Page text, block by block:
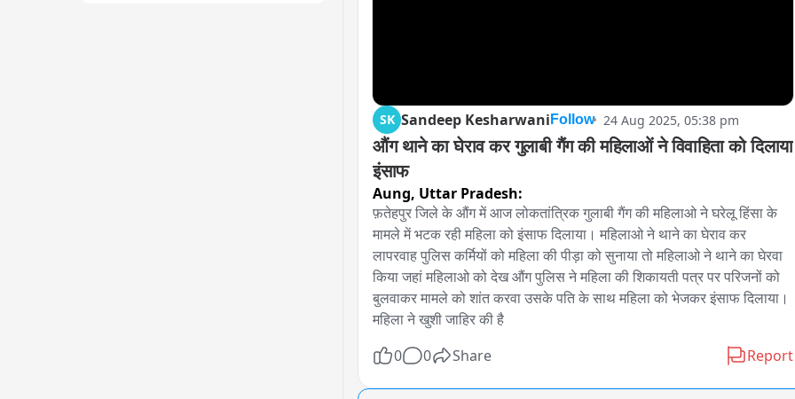
SK Sandeep Kesharwani Follow 24 Aug 2025, 05:38 pm
औंग थाने का घेराव कर गुलाबी गैंग की महिलाओं ने विवाहिता को दिलाया
इंसाफ
Aung, Uttar Pradesh:
फ़तेहपुर जिले के औंग में आज लोकतांत्रिक गुलाबी गैंग की महिलाओ ने घरेलू हिंसा के
मामले में भटक रही महिला को इंसाफ दिलाया। महिलाओ ने थाने का घेराव कर
लापरवाह पुलिस कर्मियों को महिला की पीड़ा को सुनाया तो महिलाओ ने थाने का घेरवा
किया जहां महिलाओ को देख औंग पुलिस ने महिला की शिकायती पत्र पर परिजनों को
बुलवाकर मामले को शांत करवा उसके पति के साथ महिला को भेजकर इंसाफ दिलाया।
महिला ने खुशी जाहिर की है
0 0 Share Report